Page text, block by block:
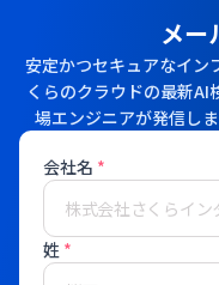
メー
安定かつセキュアなイン
くらのクラウドの最新AI
場エンジニアが発信し
会社名 *
姓 *